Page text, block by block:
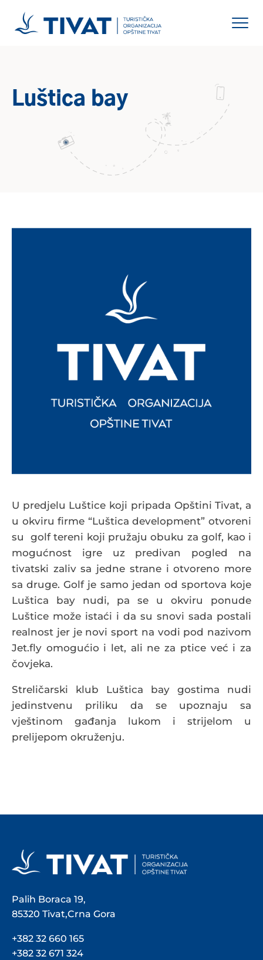
Luštica bay
U predjelu Luštice koji pripada Opštini Tivat, a
u okviru firme “Luštica development” otvoreni
su golf tereni koji pružaju obuku za golf, kao i
mogućnost igre uz predivan pogled na
tivatski zaliv sa jedne strane i otvoreno more
sa druge. Golf je samo jedan od sportova koje
Luštica bay nudi, pa se u okviru ponude
Luštice može istaći i da su snovi sada postali
realnost jer je novi sport na vodi pod nazivom
Jet.fly omogućio i let, ali ne za ptice već i za
čovjeka.
Streličarski klub Luštica bay gostima nudi
jedinstvenu priliku da se upoznaju sa
vještinom gađanja lukom i strijelom u
prelijepom okruženju.
Palih Boraca 19,
85320 Tivat,Crna Gora
+382 32 660 165
+382 32 671 324